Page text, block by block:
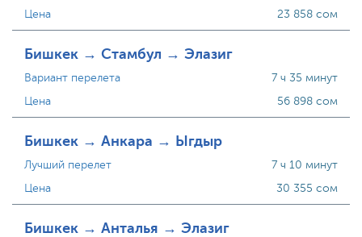
Цена
23 858 сом
Бишкек → Стамбул → Элазиг
Вариант перелета
Цена
7 ч 35 минут
56 898 сом
Бишкек → Анкара → Ыгдыр
Лучший перелет
Цена
7 ч 10 минут
30 355 сом
Бишкек → Анталья → Элазиг